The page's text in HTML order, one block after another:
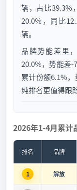
辆，占比39.3%
20.0%，同比
辆。
品牌势能差里
20.0%，势能差-
累计份额6.1%
纯排名更值得跟踪
2026年1-4月累计
排名 品牌
1 解放